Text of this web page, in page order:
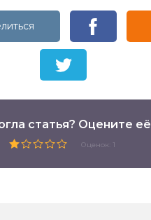
статья? Оцените её
Оценок: 1